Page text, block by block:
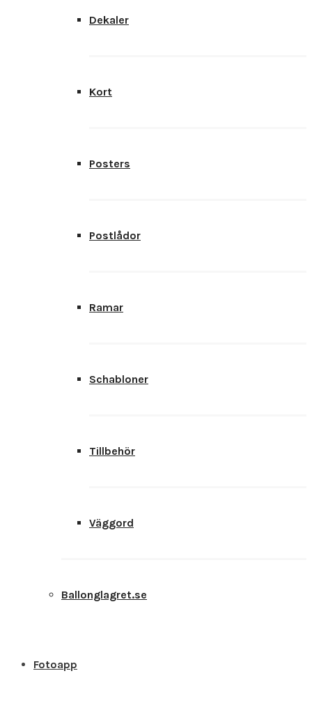
Dekaler
Kort
Posters
Postlådor
Ramar
Schabloner
Tillbehör
Väggord
Ballonglagret.se
Fotoapp